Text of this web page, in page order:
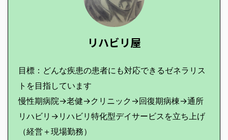
リハビリ屋
目標：どんな疾患の患者にも対応できるゼネラリス
トを目指しています
慢性期病院→老健→クリニック→回復期病棟→通所
リハビリ→リハビリ特化型デイサービスを立ち上げ
（経営＋現場勤務）